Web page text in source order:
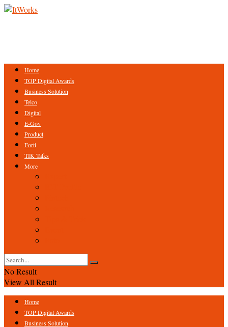
Home
TOP Digital Awards
Business Solution
Telco
Digital
E-Gov
Product
Forti
TIK Talks
More
No Result
View All Result
Home
TOP Digital Awards
Business Solution